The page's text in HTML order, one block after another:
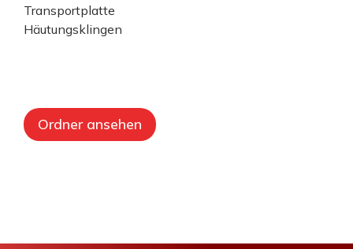
Transportplatte
Häutungsklingen
Ordner ansehen